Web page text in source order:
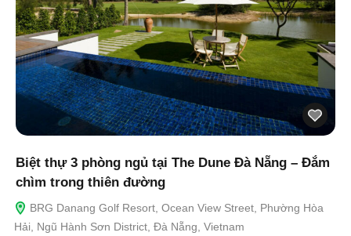
Biệt thự 3 phòng ngủ tại The Dune Đà Nẵng – Đắm
chìm trong thiên đường
BRG Danang Golf Resort, Ocean View Street, Phường Hòa
Hải, Ngũ Hành Sơn District, Đà Nẵng, Vietnam